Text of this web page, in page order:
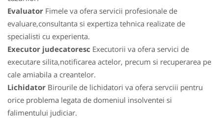
Evaluator Fimele va ofera servicii profesionale de
evaluare,consultanta si expertiza tehnica realizate de
specialisti cu experienta.
Executor judecatoresc Executorii va ofera servici de
executare silita,notificarea actelor, precum si recuperarea pe
cale amiabila a creantelor.
Lichidator Birourile de lichidatori va ofera servciii pentru
orice problema legata de domeniul insolventei si
falimentului judiciar.